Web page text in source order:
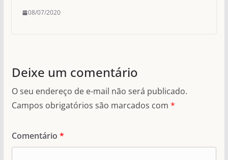
08/07/2020
Deixe um comentário
O seu endereço de e-mail não será publicado.
Campos obrigatórios são marcados com *
Comentário *